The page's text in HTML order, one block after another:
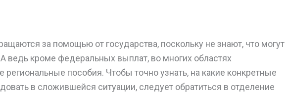
за помощью от государства, поскольку не знают, что могут
ведь кроме федеральных выплат, во многих областях
пособия. Чтобы точно узнать, на какие конкретные
в сложившейся ситуации, следует обратиться в отделение